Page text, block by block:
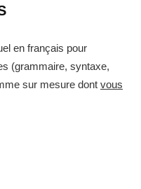
en français pour
(grammaire, syntaxe,
sur mesure dont vous